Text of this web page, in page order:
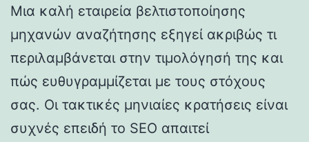
Μια καλή εταιρεία βελτιστοποίησης
μηχανών αναζήτησης εξηγεί ακριβώς τι
περιλαμβάνεται στην τιμολόγησή της και
πώς ευθυγραμμίζεται με τους στόχους
σας. Οι τακτικές μηνιαίες κρατήσεις είναι
συχνές επειδή το SEO απαιτεί